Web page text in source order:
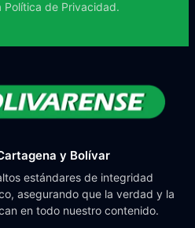
Política de Privacidad.
y Bolívar
estándares de integridad
asegurando que la verdad y la
en todo nuestro contenido.